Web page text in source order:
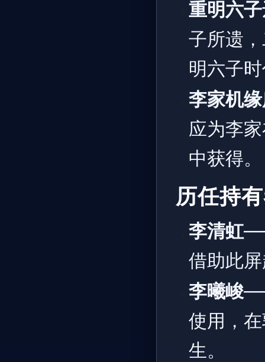
重明六
子所遗
明六子
李家机
应为李
中获得。
历任持
李清虹
借助此
李曦峻
使用，
生。